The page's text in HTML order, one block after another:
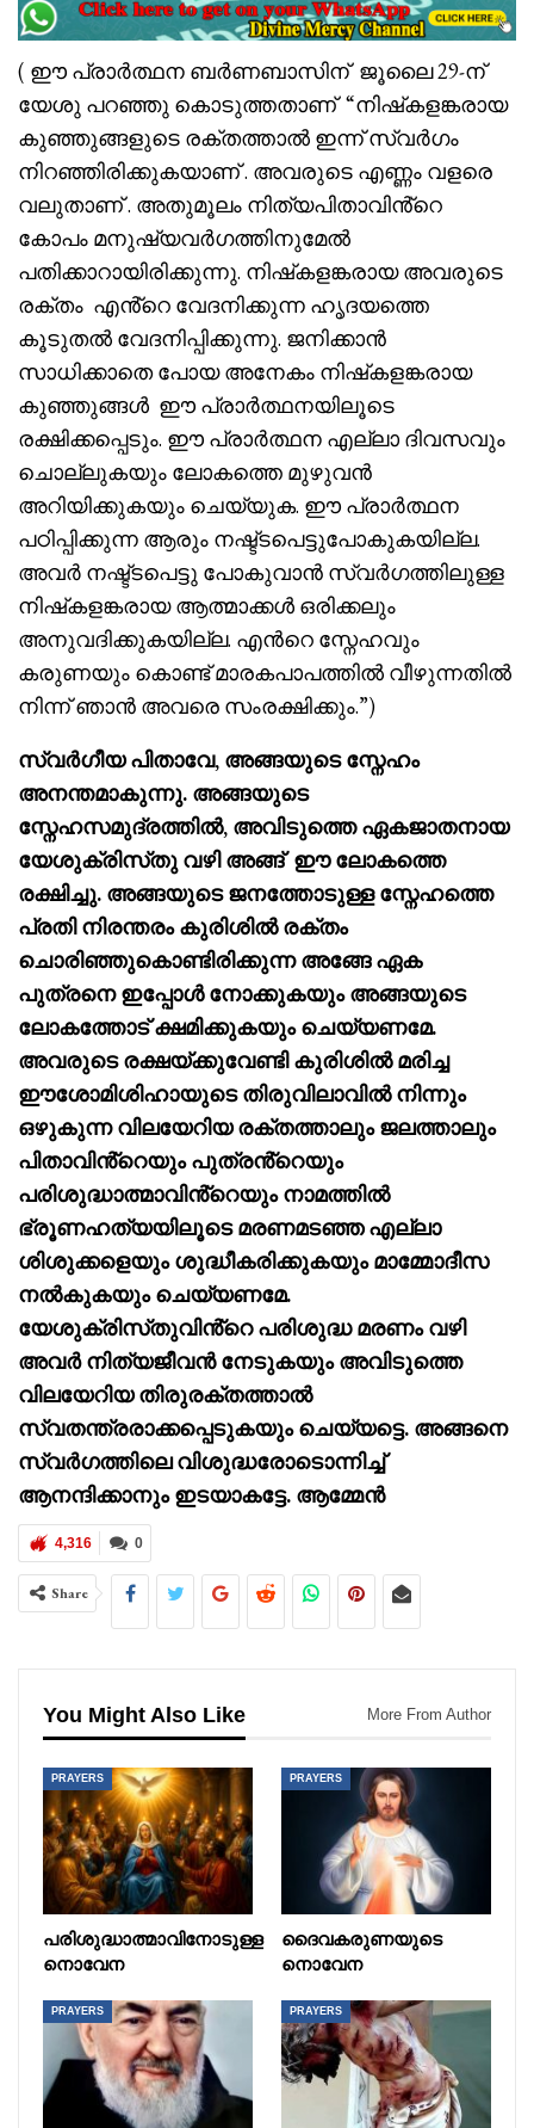
( ഈ പ്രാർത്ഥന ബർണബാസിന് ജൂലൈ 29-ന്
യേശു പറഞ്ഞു കൊടുത്തതാണ് “നിഷ്‌കളങ്കരായ
കുഞ്ഞുങ്ങളുടെ രക്തത്താൽ ഇന്ന് സ്വർഗം
നിറഞ്ഞിരിക്കുകയാണ് . അവരുടെ എണ്ണം വളരെ
വലുതാണ് . അതുമൂലം നിത്യപിതാവിൻ്റെ
കോപം മനുഷ്യവർഗത്തിനുമേൽ
പതിക്കാറായിരിക്കുന്നു. നിഷ്‌കളങ്കരായ അവരുടെ
രക്തം എൻ്റെ വേദനിക്കുന്ന ഹൃദയത്തെ
കൂടുതൽ വേദനിപ്പിക്കുന്നു. ജനിക്കാൻ
സാധിക്കാതെ പോയ അനേകം നിഷ്‌കളങ്കരായ
കുഞ്ഞുങ്ങൾ ഈ പ്രാർത്ഥനയിലൂടെ
രക്ഷിക്കപ്പെടും. ഈ പ്രാർത്ഥന എല്ലാ ദിവസവും
ചൊല്ലുകയും ലോകത്തെ മുഴുവൻ
അറിയിക്കുകയും ചെയ്യുക. ഈ പ്രാർത്ഥന
പഠിപ്പിക്കുന്ന ആരും നഷ്ട്ടപെട്ടുപോകുകയില്ല.
അവർ നഷ്ട്ടപെട്ടു പോകുവാൻ സ്വർഗത്തിലുള്ള
നിഷ്‌കളങ്കരായ ആത്മാക്കൾ ഒരിക്കലും
അനുവദിക്കുകയില്ല. എൻറെ സ്നേഹവും
കരുണയും കൊണ്ട് മാരകപാപത്തിൽ വീഴുന്നതിൽ
നിന്ന് ഞാൻ അവരെ സംരക്ഷിക്കും.”)
സ്വർഗീയപിതാവേ, അങ്ങയുടെസ്നേഹം
അനന്തമാകുന്നു. അങ്ങയുടെ
സ്നേഹസമുദ്രത്തിൽ, അവിടുത്തെഏകജാതനായ
യേശുക്രിസ്‌തു വഴിഅങ്ങ്ഈലോകത്തെ
രക്ഷിച്ചു. അങ്ങയുടെജനത്തോടുള്ളസ്നേഹത്തെ
പ്രതിനിരന്തരംകുരിശിൽരക്തം
ചൊരിഞ്ഞുകൊണ്ടിരിക്കുന്നഅങ്ങേഏക
പുത്രനെഇപ്പോൾനോക്കുകയുംഅങ്ങയുടെ
ലോകത്തോട്ക്ഷമിക്കുകയുംചെയ്യണമേ.
അവരുടെരക്ഷയ്ക്കുവേണ്ടികുരിശിൽമരിച്ച
ഈശോമിശിഹായുടെതിരുവിലാവിൽനിന്നും
ഒഴുകുന്നവിലയേറിയരക്തത്താലുംജലത്താലും
പിതാവിൻ്റെയുംപുത്രൻ്റെയും
പരിശുദ്ധാത്മാവിൻ്റെയുംനാമത്തിൽ
ഭ്രൂണഹത്യയിലൂടെമരണമടഞ്ഞഎല്ലാ
ശിശുക്കളെയുംശുദ്ധീകരിക്കുകയുംമാമ്മോദീസ
നൽകുകയുംചെയ്യണമേ.
യേശുക്രിസ്‌തുവിൻ്റെപരിശുദ്ധമരണംവഴി
അവർനിത്യജീവൻനേടുകയുംഅവിടുത്തെ
വിലയേറിയതിരുരക്തത്താൽ
സ്വതന്ത്രരാക്കപ്പെടുകയുംചെയ്യട്ടെ. അങ്ങനെ
സ്വർഗത്തിലെവിശുദ്ധരോടൊന്നിച്ച്
ആനന്ദിക്കാനുംഇടയാകട്ടേ. ആമ്മേൻ
0
4,316
Share
You Might Also Like More From Author
PRAYERS
പരിശുദ്ധാത്മാവിനോടുള്ള
നൊവേന
PRAYERS
ദൈവകരുണയുടെ
നൊവേന
PRAYERS PRAYERS